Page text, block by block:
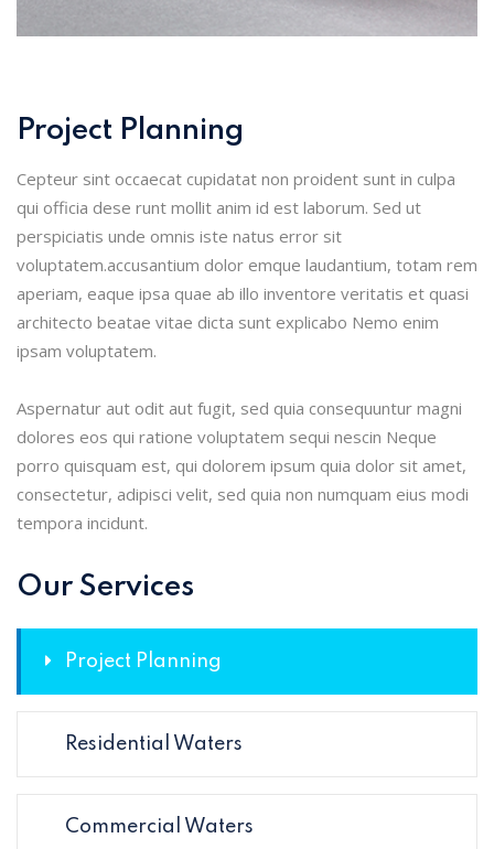
Project Planning
Cepteur sint occaecat cupidatat non proident sunt in culpa
qui officia dese runt mollit anim id est laborum. Sed ut
perspiciatis unde omnis iste natus error sit
voluptatem.accusantium dolor emque laudantium, totam rem
aperiam, eaque ipsa quae ab illo inventore veritatis et quasi
architecto beatae vitae dicta sunt explicabo Nemo enim
ipsam voluptatem.
Aspernatur aut odit aut fugit, sed quia consequuntur magni
dolores eos qui ratione voluptatem sequi nescin Neque
porro quisquam est, qui dolorem ipsum quia dolor sit amet,
consectetur, adipisci velit, sed quia non numquam eius modi
tempora incidunt.
Our Services
Project Planning
Residential Waters
Commercial Waters